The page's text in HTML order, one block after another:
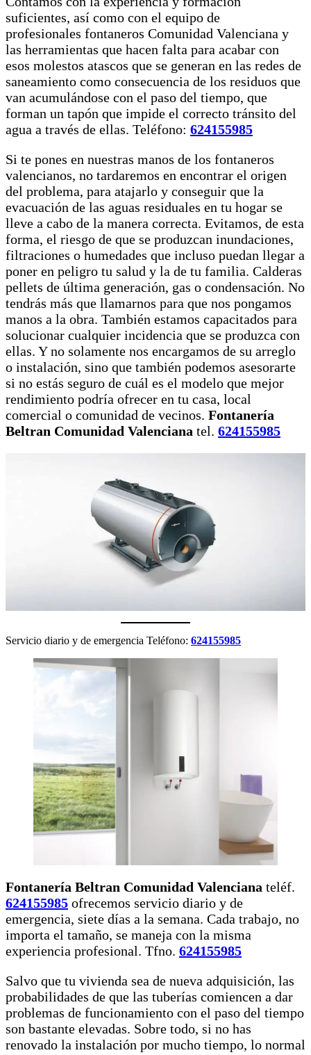
suficientes, así como con el equipo de
profesionales fontaneros Comunidad Valenciana y
las herramientas que hacen falta para acabar con
esos molestos atascos que se generan en las redes de
saneamiento como consecuencia de los residuos que
van acumulándose con el paso del tiempo, que
forman un tapón que impide el correcto tránsito del
agua a través de ellas. Teléfono: 624155985
Si te pones en nuestras manos de los fontaneros
valencianos, no tardaremos en encontrar el origen
del problema, para atajarlo y conseguir que la
evacuación de las aguas residuales en tu hogar se
lleve a cabo de la manera correcta. Evitamos, de esta
forma, el riesgo de que se produzcan inundaciones,
filtraciones o humedades que incluso puedan llegar a
poner en peligro tu salud y la de tu familia. Calderas
pellets de última generación, gas o condensación. No
tendrás más que llamarnos para que nos pongamos
manos a la obra. También estamos capacitados para
solucionar cualquier incidencia que se produzca con
ellas. Y no solamente nos encargamos de su arreglo
o instalación, sino que también podemos asesorarte
si no estás seguro de cuál es el modelo que mejor
rendimiento podría ofrecer en tu casa, local
comercial o comunidad de vecinos. Fontanería
Beltran Comunidad Valenciana tel. 624155985
Servicio diario y de emergencia Teléfono: 624155985
Fontanería Beltran Comunidad Valenciana teléf.
624155985 ofrecemos servicio diario y de
emergencia, siete días a la semana. Cada trabajo, no
importa el tamaño, se maneja con la misma
experiencia profesional. Tfno. 624155985
Salvo que tu vivienda sea de nueva adquisición, las
probabilidades de que las tuberías comiencen a dar
problemas de funcionamiento con el paso del tiempo
son bastante elevadas. Sobre todo, si no has
renovado la instalación por mucho tiempo, lo normal